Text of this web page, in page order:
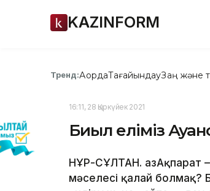
KAZINFORM
Тренд:АқордаТағайындауЗаң және
16:11, 28 Қыркүйек 2021
Биыл еліміз
НҰР-СҰЛТАН. ҚазАқпарат
мәселесі қалай болмақ?